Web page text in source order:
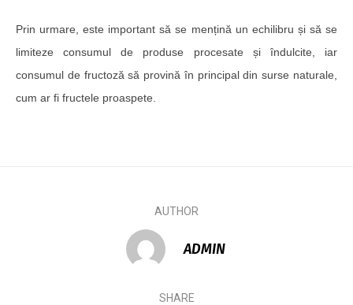
Prin urmare, este important să se mențină un echilibru și să se
limiteze consumul de produse procesate și îndulcite, iar
consumul de fructoză să provină în principal din surse naturale,
cum ar fi fructele proaspete.
AUTHOR
ADMIN
SHARE